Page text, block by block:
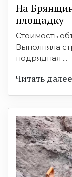
На
площадку
Стоимость
Выполняла
подрядная ...
Читать далее